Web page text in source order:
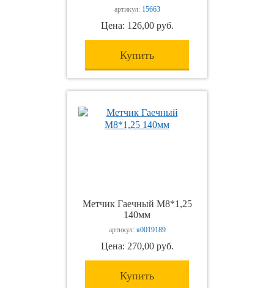
артикул: 15663
Цена: 126,00 руб.
Купить
Метчик Гаечный М8*1,25
140мм
артикул: я0019189
Цена: 270,00 руб.
Купить